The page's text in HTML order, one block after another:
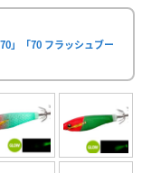
」「70 フラッシュブー